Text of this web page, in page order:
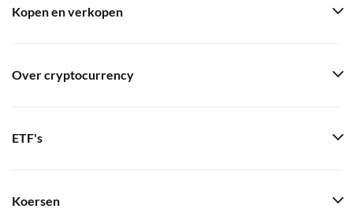
Kopen en verkopen
Over cryptocurrency
ETF's
Koersen